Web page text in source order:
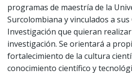
programas de maestría de la
Surcolombiana y vinculados a sus
Investigación que quieran
investigación. Se orientará a
fortalecimiento de la cultura
conocimiento científico y